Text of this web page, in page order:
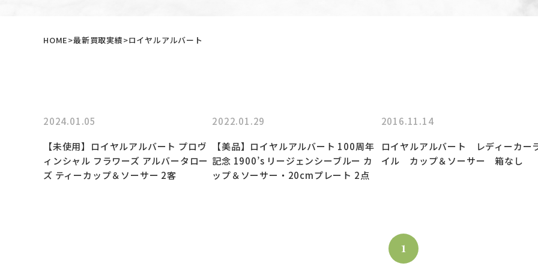
HOME 最新買取実績 ロイヤルアルバート
2024.01.05
【未使用】ロイヤルアルバート プロヴ
ィンシャル フラワーズ アルバータロー
ズ ティーカップ＆ソーサー 2客
2022.01.29
【美品】ロイヤルアルバート 100周年
記念 1900’s リージェンシーブルー カ
ップ＆ソーサー・20cmプレート 2点
2016.11.14
ロイヤルアルバート レディーカー
イル カップ＆ソーサー 箱なし
1